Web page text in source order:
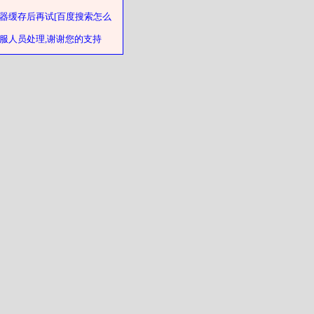
缓存后再试[百度搜索怎么
人员处理,谢谢您的支持